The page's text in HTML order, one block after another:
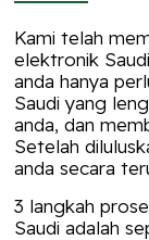
Kami telah
elektronik
anda hanya
Saudi yang
anda, dan
Setelah
anda secara
3 langkah
Saudi adalah